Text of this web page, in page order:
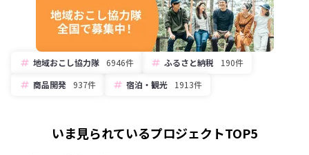
地域おこし協力隊 6946件 ふるさと納税
190件
商品開発
937件 宿泊・観光 1913件
いま見られているプロジェクトTOP5